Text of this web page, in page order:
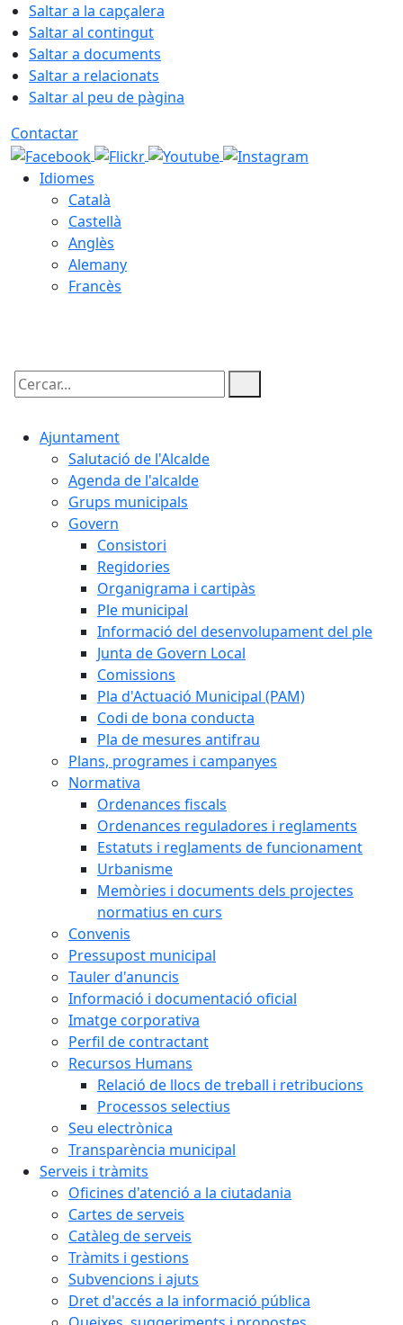
Saltar a la capçalera
Saltar al contingut
Saltar a documents
Saltar a relacionats
Saltar al peu de pàgina
Contactar
Idiomes
Català
Castellà
Anglès
Alemany
Francès
Cercar:
Ajuntament
Salutació de l'Alcalde
Agenda de l'alcalde
Grups municipals
Govern
Consistori
Regidories
Organigrama i cartipàs
Ple municipal
Informació del desenvolupament del ple
Junta de Govern Local
Comissions
Pla d'Actuació Municipal (PAM)
Codi de bona conducta
Pla de mesures antifrau
Plans, programes i campanyes
Normativa
Ordenances fiscals
Ordenances reguladores i reglaments
Estatuts i reglaments de funcionament
Urbanisme
Memòries i documents dels projectes
normatius en curs
Convenis
Pressupost municipal
Tauler d'anuncis
Informació i documentació oficial
Imatge corporativa
Perfil de contractant
Recursos Humans
Relació de llocs de treball i retribucions
Processos selectius
Seu electrònica
Transparència municipal
Serveis i tràmits
Oficines d'atenció a la ciutadania
Cartes de serveis
Catàleg de serveis
Tràmits i gestions
Subvencions i ajuts
Dret d'accés a la informació pública